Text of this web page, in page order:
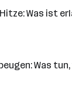
Was ist
Was tun,